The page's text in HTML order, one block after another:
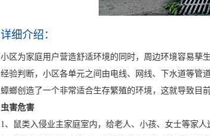
详细介绍：
小区为家庭用户营造舒适环境的同时，周边环境容易孳
经验判断，小区各单元之间由电线、网线、下水道等管
蟑螂创造了一个非常适合生存繁殖的环境，这就导致目
虫害危害
1、鼠类入侵业主家庭室内，给老人、小孩、女士等家人